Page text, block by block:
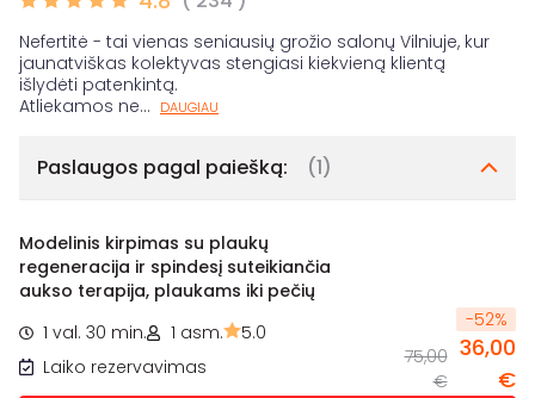
Nefertitė - tai vienas seniausių grožio salonų Vilniuje, kur
jaunatviškas kolektyvas stengiasi kiekvieną klientą
išlydėti patenkintą.
Atliekamos ne... DAUGIAU
Paslaugos pagal paiešką: (1)
Modelinis kirpimas su plaukų
regeneracija ir spindesį suteikiančia
aukso terapija, plaukams iki pečių
1 val. 30 min.
1 asm.
5.0
Laiko rezervavimas
-52%
75,00
€
36,00
€